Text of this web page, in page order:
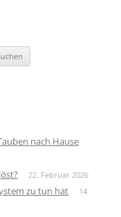
nach Hause
22. Februar 2026
zu tun hat
14.